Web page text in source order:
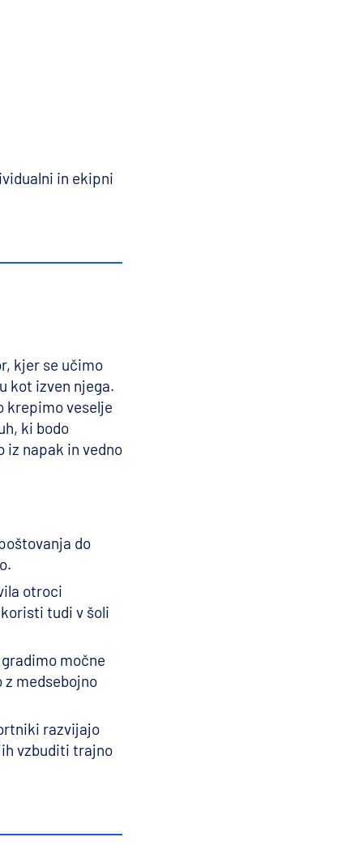
in ekipni
kjer se učimo
kot izven njega.
krepimo veselje
ki bodo
iz napak in vedno
do
otroci
tudi v šoli
močne
medsebojno
razvijajo
vzbuditi trajno